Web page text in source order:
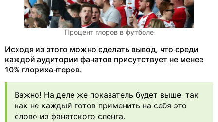
Процент глоров в футболе
Исходя из этого можно сделать вывод, что среди
каждой аудитории фанатов присутствует не менее
10% глорихантеров.
Важно! На деле же показатель будет выше, так
как не каждый готов применить на себя это
слово из фанатского сленга.